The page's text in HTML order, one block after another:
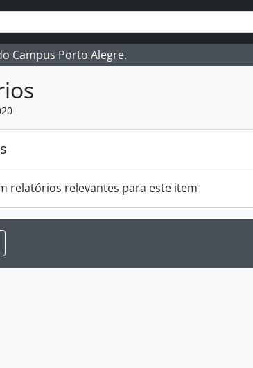
de busca
Campus Porto Alegre.
relatórios relevantes para este item